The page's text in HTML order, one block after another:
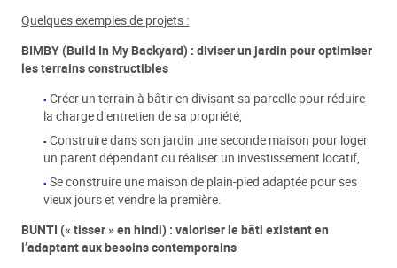
Quelques exemples de projets :
BIMBY (Build In My Backyard) : diviser un jardin pour optimiser
les terrains constructibles
Créer un terrain à bâtir en divisant sa parcelle pour réduire
la charge d’entretien de sa propriété,
Construire dans son jardin une seconde maison pour loger
un parent dépendant ou réaliser un investissement locatif,
Se construire une maison de plain-pied adaptée pour ses
vieux jours et vendre la première.
BUNTI (« tisser » en hindi) : valoriser le bâti existant en
l’adaptant aux besoins contemporains